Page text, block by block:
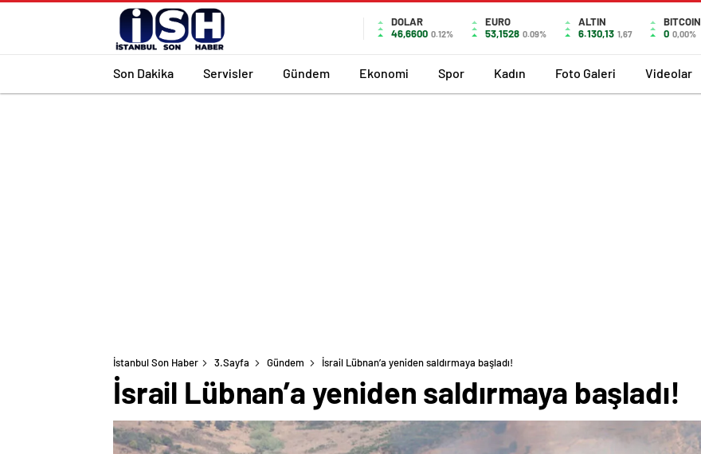
DOLAR
46,6600 0.12%
EURO
53,1528 0.09%
ALTIN
6.130,13 1,67
BITCOIN
0 0,00%
Son Dakika Servisler Gündem Ekonomi Spor Kadın Foto Galeri Videolar
İstanbul Son Haber 3.Sayfa Gündem İsrail Lübnan’a yeniden saldırmaya başladı!
İsrail Lübnan’a yeniden saldırmaya başladı!